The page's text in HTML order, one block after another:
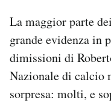
CALENDARIO
La maggior parte
grande evidenza in
dimissioni di
Nazionale di calcio
sorpresa: molti, e